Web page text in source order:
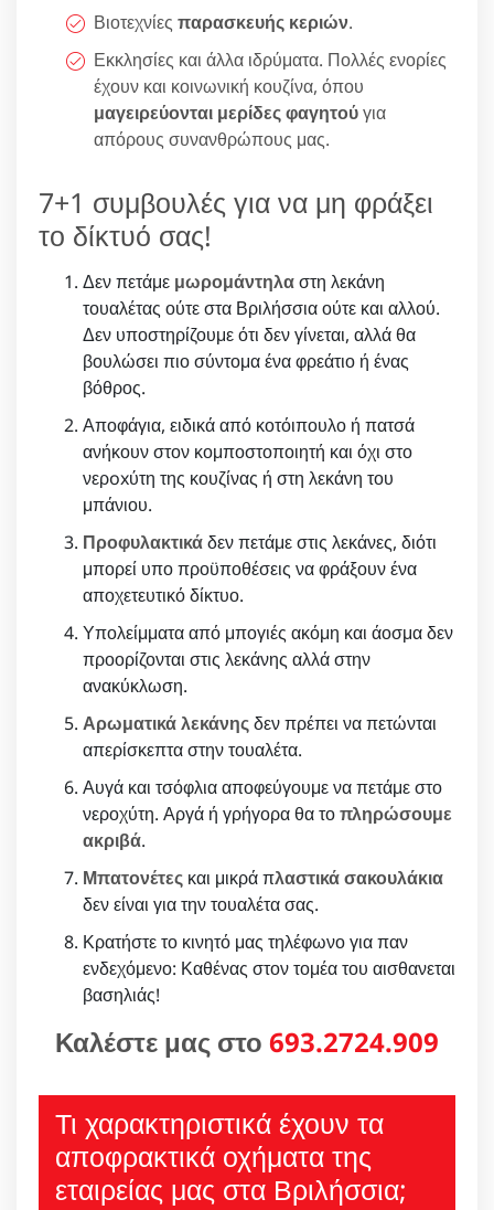
Βιοτεχνίες παρασκευής κεριών.
Εκκλησίες και άλλα ιδρύματα. Πολλές ενορίες
έχουν και κοινωνική κουζίνα, όπου
μαγειρεύονται μερίδες φαγητούγια
απόρους συνανθρώπους μας.
7+1 συμβουλές για να μη φράξει
το δίκτυό σας!
Δεν πετάμε μωρομάντηλαστη λεκάνη
τουαλέτας ούτε στα Βριλήσσια ούτε και αλλού.
Δεν υποστηρίζουμε ότι δεν γίνεται, αλλά θα
βουλώσει πιο σύντομα ένα φρεάτιο ή ένας
βόθρος.
Αποφάγια, ειδικά από κοτόιπουλο ή πατσά
ανήκουν στον κομποστοποιητή και όχι στο
νερoxύτη της κουζίνας ή στη λεκάνη του
μπάνιου.
Προφυλακτικάδεν πετάμε στις λεκάνες, διότι
μπορεί υπο προϋποθέσεις να φράξουν ένα
αποχετευτικό δίκτυο.
Υπολείμματα από μπογιές ακόμη και άοσμα δεν
προορίζονται στις λεκάνης αλλά στην
ανακύκλωση.
Αρωματικά λεκάνηςδεν πρέπει να πετώνται
απερίσκεπτα στην τουαλέτα.
Αυγά και τσόφλια αποφεύγουμε να πετάμε στο
νεροχύτη. Αργά ή γρήγορα θα τοπληρώσουμε
ακριβά.
Μπατονέτες και μικρά πλαστικά σακουλάκια
δεν είναι για την τουαλέτα σας.
Κρατήστε το κινητό μας τηλέφωνο για παν
ενδεχόμενο: Καθένας στον τομέα του αισθανεται
βασηλιάς!
Καλέστε μας στο 693.2724.909
Τι χαρακτηριστικά έχουν τα
αποφρακτικά οχήματα της
εταιρείας μας στα Βριλήσσια;